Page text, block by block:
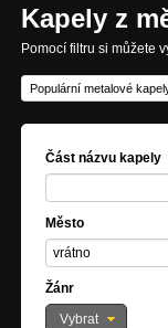
Kapely z
Pomocí filtru si můžete
Populární metalové
Část názvu kapely
Město
Žánr
Vybrat